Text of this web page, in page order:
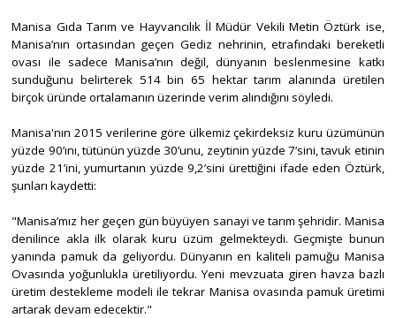
Manisa Gıda Tarım ve Hayvancılık İl Müdür Vekili Metin Öztürk ise,
Manisa’nın ortasından geçen Gediz nehrinin, etrafındaki bereketli
ovası ile sadece Manisa’nın değil, dünyanın beslenmesine katkı
sunduğunu belirterek 514 bin 65 hektar tarım alanında üretilen
birçok üründe ortalamanın üzerinde verim alındığını söyledi.
Manisa'nın 2015 verilerine göre ülkemiz çekirdeksiz kuru üzümünün
yüzde 90’ını, tütünün yüzde 30’unu, zeytinin yüzde 7’sini, tavuk etinin
yüzde 21’ini, yumurtanın yüzde 9,2’sini ürettiğini ifade eden Öztürk,
şunları kaydetti:
"Manisa’mız her geçen gün büyüyen sanayi ve tarım şehridir. Manisa
denilince akla ilk olarak kuru üzüm gelmekteydi. Geçmişte bunun
yanında pamuk da geliyordu. Dünyanın en kaliteli pamuğu Manisa
Ovasında yoğunlukla üretiliyordu. Yeni mevzuata giren havza bazlı
üretim destekleme modeli ile tekrar Manisa ovasında pamuk üretimi
artarak devam edecektir."